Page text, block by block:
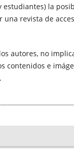
estudiantes) la
revista de
autores, no
contenidos e